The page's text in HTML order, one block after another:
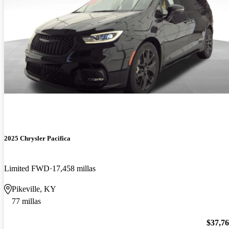
2025 Chrysler Pacifica
Limited FWD 17,458 millas
Pikeville, KY
77 millas